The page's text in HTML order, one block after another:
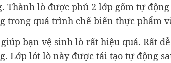
Thành lò được phủ 2 lớp gốm tự
trong quá trình chế biến thực phẩm
bạn vệ sinh lò rất hiệu quả. Rất
Lớp lót lò này được tái tạo tự động